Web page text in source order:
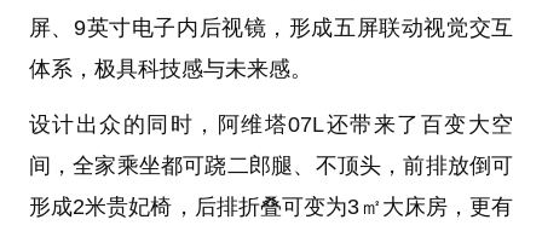
屏、9英寸电子内后视镜，形成五屏联动视觉交互
体系，极具科技感与未来感。
设计出众的同时，阿维塔07L还带来了百变大空
间，全家乘坐都可跷二郎腿、不顶头，前排放倒可
形成2米贵妃椅，后排折叠可变为3㎡大床房，更有